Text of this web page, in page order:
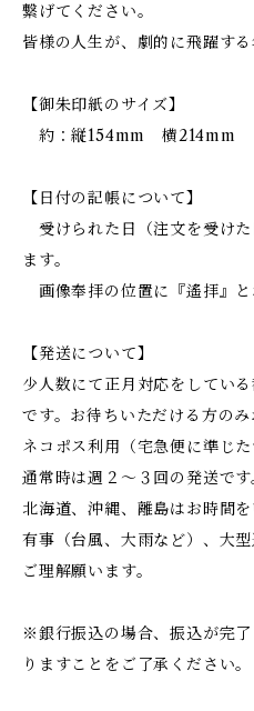
繋げてください。
皆様の人生が、劇的に飛躍する
【御朱印紙のサイズ】
約：縦154mm 横214mm
【日付の記帳について】
受けられた日（注文を受け
ます。
画像奉拝の位置に『遙拝』と
【発送について】
少人数にて正月対応をしてい
です。お待ちいただける方のみ
ネコポス利用（宅急便に準じた
通常時は週２～３回の発送です
北海道、沖縄、離島はお時間を
有事（台風、大雨など）、大
ご理解願います。
※銀行振込の場合、振込が完
りますことをご了承ください。